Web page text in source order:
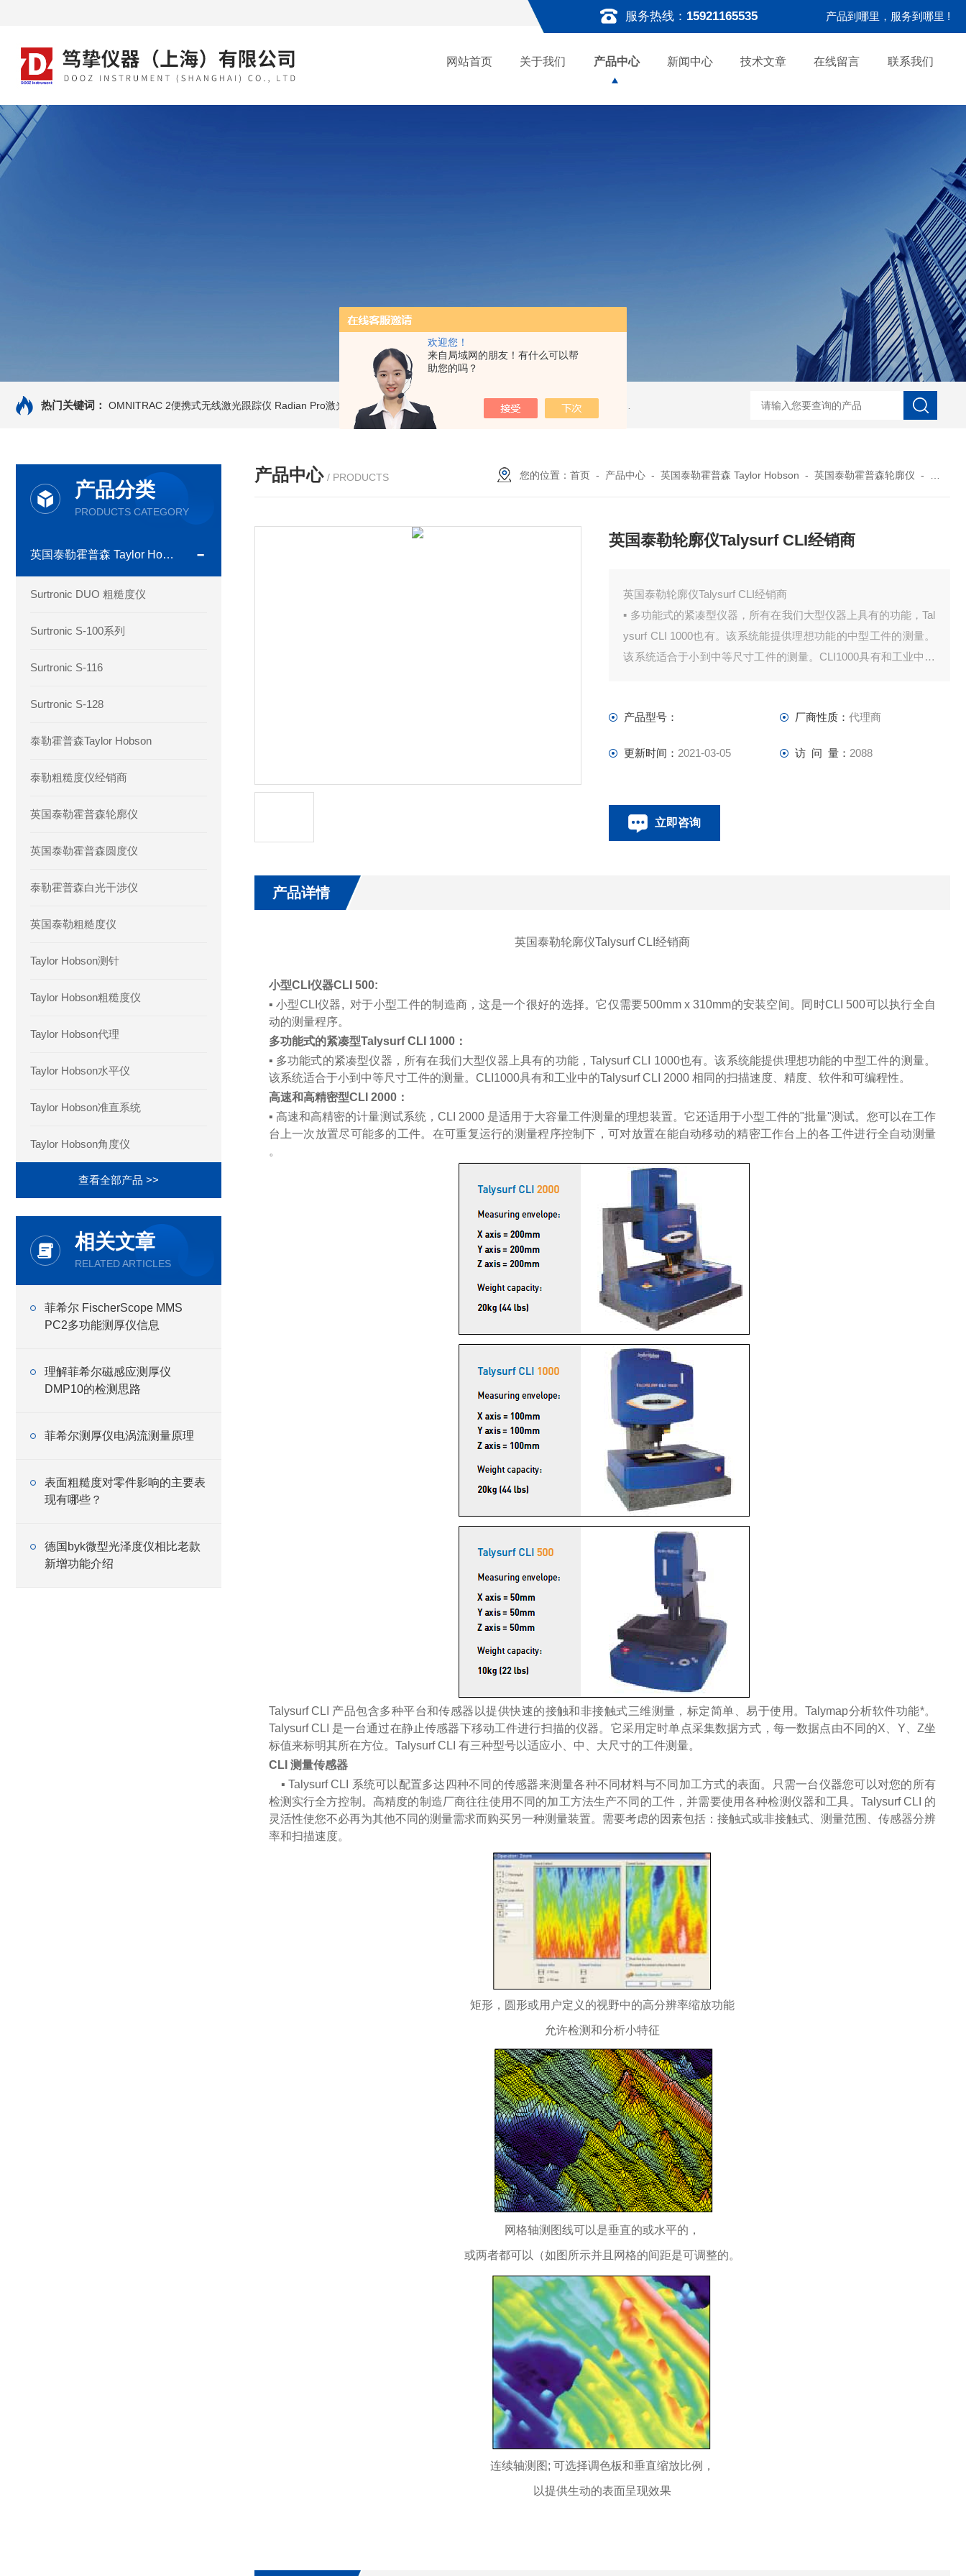
欢迎您！
来自局域网的朋友！有什么可以帮
助您的吗？
服务热线： 15921165535 产品到哪里，服务到哪里 !
网站首页 关于我们 产品中心 新闻中心 技术文章 在线留言 联系我们
热门关键词： OMNITRAC 2便携式无线激光跟踪仪 Radian Pro激光跟踪仪 OT2 Core激光跟踪仪 美国API OT2 Core激光跟踪仪 菲希尔新款涂层测厚
产品分类
PRODUCTS CATEGORY
英国泰勒霍普森 Taylor Hobson
Surtronic DUO 粗糙度仪
Surtronic S-100系列
Surtronic S-116
Surtronic S-128
泰勒霍普森Taylor Hobson
泰勒粗糙度仪经销商
英国泰勒霍普森轮廓仪
英国泰勒霍普森圆度仪
泰勒霍普森白光干涉仪
英国泰勒粗糙度仪
Taylor Hobson测针
Taylor Hobson粗糙度仪
Taylor Hobson代理
Taylor Hobson水平仪
Taylor Hobson准直系统
Taylor Hobson角度仪
查看全部产品 >>
相关文章
RELATED ARTICLES
菲希尔 FischerScope MMS
PC2多功能测厚仪信息
理解菲希尔磁感应测厚仪
DMP10的检测思路
菲希尔测厚仪电涡流测量原理
表面粗糙度对零件影响的主要表
现有哪些？
德国byk微型光泽度仪相比老款
新增功能介绍
产品中心 / PRODUCTS 您的位置：首页 - 产品中心 -英国泰勒霍普森 Taylor Hobson -英国泰勒霍普森轮廓仪 -
英国泰勒轮廓仪Talysurf CLI经销商
英国泰勒轮廓仪Talysurf CLI经销商
▪ 多功能式的紧凑型仪器，所有在我们大型仪器上具有的功能，Tal
ysurf CLI 1000也有。该系统能提供理想功能的中型工件的测量。
该系统适合于小到中等尺寸工件的测量。CLI1000具有和工业中的
产品型号： 厂商性质： 代理商
更新时间： 2021-03-05 访 问 量： 2088
立即咨询
产品详情
英国泰勒轮廓仪Talysurf CLI经销商​
小型CLI仪器CLI 500:
▪ 小型CLI仪器, 对于小型工件的制造商，这是一个很好的选择。它仅需要500mm x 310mm的安装空间。同时CLI 500可以执行全自
动的测量程序。
多功能式的紧凑型Talysurf CLI 1000：
▪ 多功能式的紧凑型仪器，所有在我们大型仪器上具有的功能，Talysurf CLI 1000也有。该系统能提供理想功能的中型工件的测量。
该系统适合于小到中等尺寸工件的测量。CLI1000具有和工业中的Talysurf CLI 2000 相同的扫描速度、精度、软件和可编程性。
高速和高精密型CLI 2000：
▪ 高速和高精密的计量测试系统，CLI 2000 是适用于大容量工件测量的理想装置。它还适用于小型工件的"批量"测试。您可以在工作
台上一次放置尽可能多的工件。在可重复运行的测量程序控制下，可对放置在能自动移动的精密工作台上的各工件进行全自动测量
。
Talysurf CLI 产品包含多种平台和传感器以提供快速的接触和非接触式三维测量，标定简单、易于使用。Talymap分析软件功能*。
Talysurf CLI 是一台通过在静止传感器下移动工件进行扫描的仪器。它采用定时单点采集数据方式，每一数据点由不同的X、Y、Z坐
标值来标明其所在方位。Talysurf CLI 有三种型号以适应小、中、大尺寸的工件测量。
CLI 测量传感器
▪ Talysurf CLI 系统可以配置多达四种不同的传感器来测量各种不同材料与不同加工方式的表面。只需一台仪器您可以对您的所有
检测实行全方控制。高精度的制造厂商往往使用不同的加工方法生产不同的工件，并需要使用各种检测仪器和工具。Talysurf CLI 的
灵活性使您不必再为其他不同的测量需求而购买另一种测量装置。需要考虑的因素包括：接触式或非接触式、测量范围、传感器分辨
率和扫描速度。
矩形，圆形或用户定义的视野中的高分辨率缩放功能
允许检测和分析小特征
网格轴测图线可以是垂直的或水平的，
或两者都可以（如图所示并且网格的间距是可调整的。
连续轴测图; 可选择调色板和垂直缩放比例，
以提供生动的表面呈现效果